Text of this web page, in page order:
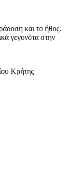
και το ήθος.
γεγονότα στην
Κρήτης